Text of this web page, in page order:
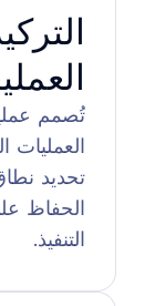
تُصمم
العمليات
تحديد
الحفاظ
التنفيذ.